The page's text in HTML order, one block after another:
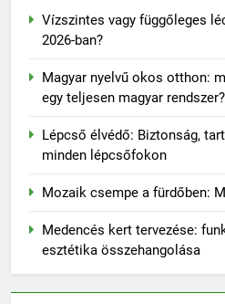
Vízszintes vagy függőleges
2026-ban?
Magyar nyelvű okos otthon:
egy teljesen magyar rendszer?
Lépcső élvédő: Biztonság,
minden lépcsőfokon
Mozaik csempe a fürdőben:
Medencés kert tervezése:
esztétika összehangolása